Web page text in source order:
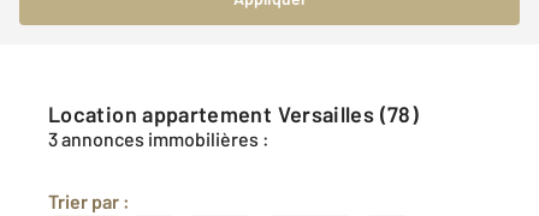
Location appartement Versailles (78)
3 annonces immobilières :
Trier par :